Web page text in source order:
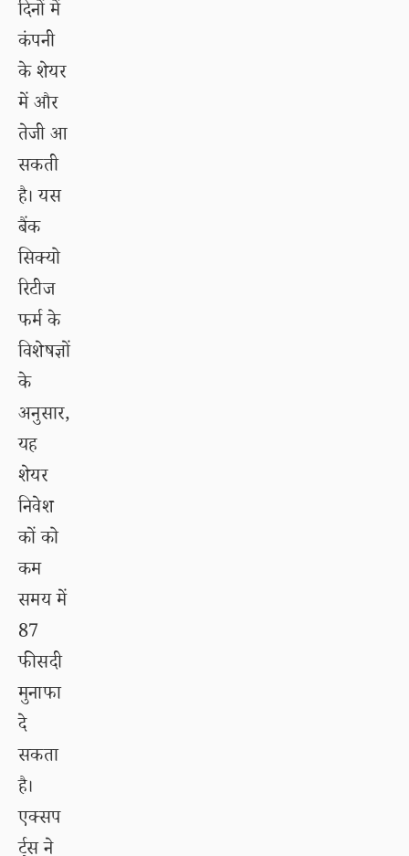
दिनों में
कंपनी
के शेयर
में और
तेजी आ
सकती
है। यस
बैंक
सिक्यो
रिटीज
फर्म के
विशेषज्ञों
के
अनुसार,
यह
शेयर
निवेश
कों को
कम
समय में
87
फीसदी
मुनाफा
दे
सकता
है।
एक्सप